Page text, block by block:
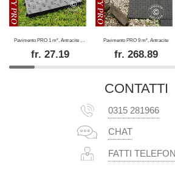
fr. 27.19
Pavimento PRO 9 m², Antracite
fr. 268.89
CONTATTI
0315 281966
CHAT
FATTI